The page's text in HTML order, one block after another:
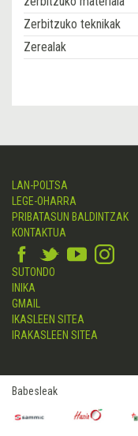
Zerbitzuko teknikak
Zerealak
LAN-POLTSA
LEGE-OHARRA
PRIBATASUN BALDINTZAK
KONTAKTUA
SUTONDO
INIKA
GMAIL
IKASLEEN SITEA
IRAKASLEEN SITEA
Babesleak